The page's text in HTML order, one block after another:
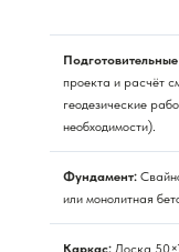
проекта и расчёт
геодезические
необходимости).
Фундамент:
или монолитная
Каркас: Доска